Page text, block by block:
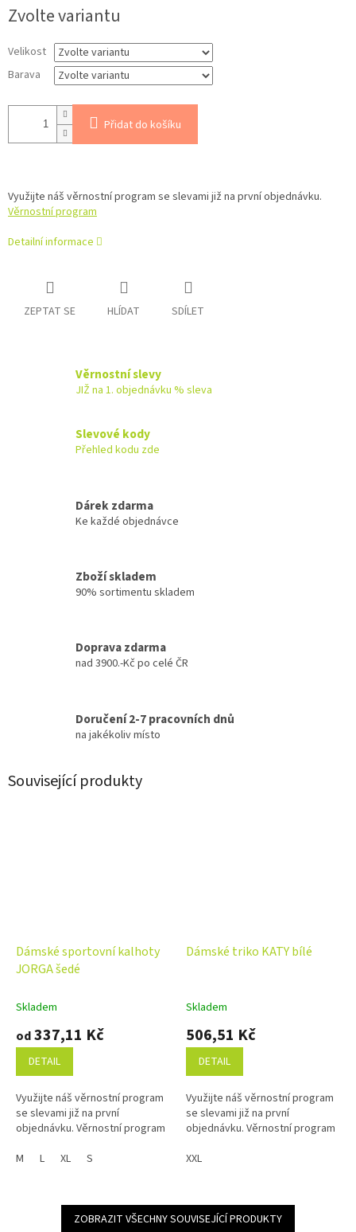
cena:
Zvolte variantu
Velikost
Barava
Přidat do košíku
Využijte náš věrnostní program se slevami již na první objednávku.
Věrnostní program
Detailní informace
ZEPTAT SE HLÍDAT SDÍLET
Věrnostní slevy
JIŽ na 1. objednávku % sleva
Slevové kody
Přehled kodu zde
Dárek zdarma
Ke každé objednávce
Zboží skladem
90% sortimentu skladem
Doprava zdarma
nad 3900.-Kč po celé ČR
Doručení 2-7 pracovních dnů
na jakékoliv místo
Související produkty
Dámské sportovní kalhoty
JORGA šedé
Skladem
od337,11 Kč
DETAIL
Využijte náš věrnostní program
se slevami již na první
objednávku. Věrnostní program
M
L XL S
Dámské triko KATY bílé
Skladem
506,51 Kč
DETAIL
Využijte náš věrnostní program
se slevami již na první
objednávku. Věrnostní program
XXL
ZOBRAZIT VŠECHNY SOUVISEJÍCÍ PRODUKTY